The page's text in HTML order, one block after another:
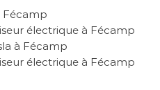
Fécamp
électrique à Fécamp
à Fécamp
électrique à Fécamp